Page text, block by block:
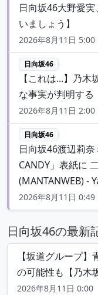
日向坂46大野愛
いましょう】
2026年8月11日 5:00
日向坂46
【これは...】乃
な事実が判明する
2026年8月11日 2:00
日向坂46
日向坂46渡辺莉
CANDY」表紙に
(MANTANWEB) -
2026年8月11日 0:49
日向坂46の最新
【坂道グループ
の可能性も【乃木
2026年8月11日 0:00